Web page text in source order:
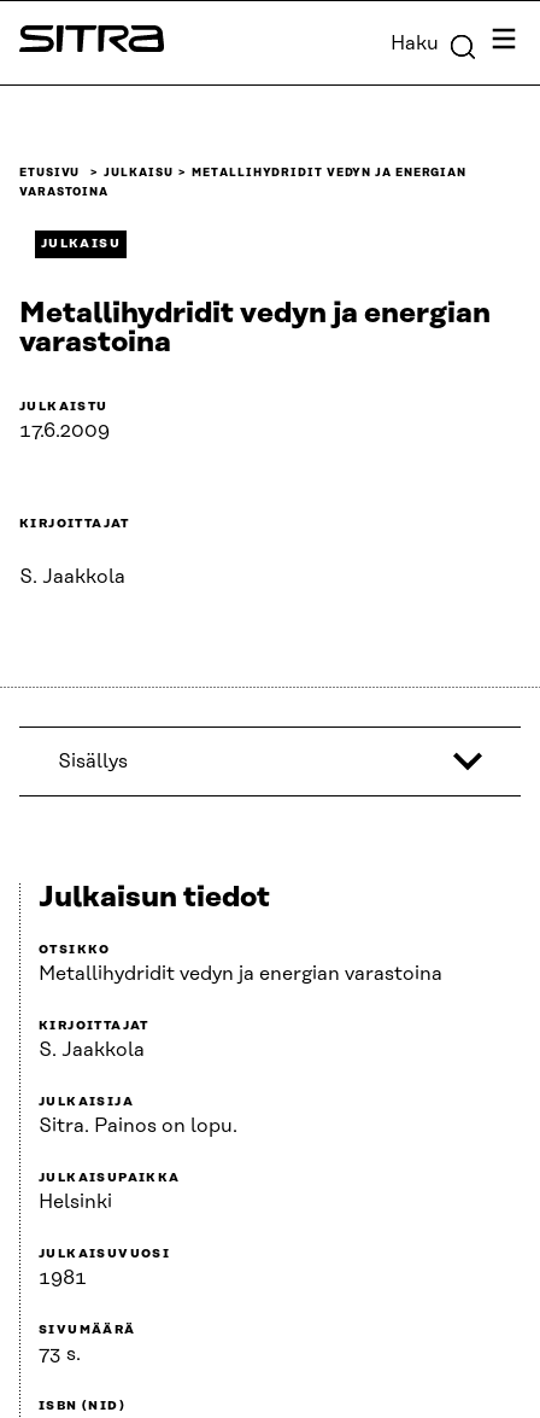
Siirry
suoraan
Sitra Haku
ETUSIVU JULKAISU
METALLIHYDRIDIT VEDYN JA ENERGIAN
VARASTOINA
JULKAISU
Metallihydridit vedyn ja energian
varastoina
JULKAISTU
17.6.2009
KIRJOITTAJAT
S. Jaakkola
Sisällys
Julkaisun tiedot
OTSIKKO
Metallihydridit vedyn ja energian varastoina
KIRJOITTAJAT
S. Jaakkola
JULKAISIJA
Sitra. Painos on lopu.
JULKAISUPAIKKA
Helsinki
JULKAISUVUOSI
1981
SIVUMÄÄRÄ
73 s.
ISBN (NID)